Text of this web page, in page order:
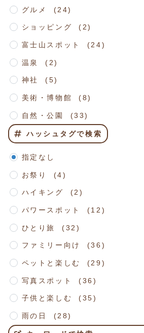
グルメ (24)
ショッピング (2)
富士山スポット (24)
温泉 (2)
神社 (5)
美術・博物館 (8)
自然・公園 (33)
ハッシュタグで検索
指定なし
お祭り (4)
ハイキング (2)
パワースポット (12)
ひとり旅 (32)
ファミリー向け (36)
ペットと楽しむ (29)
写真スポット (36)
子供と楽しむ (35)
雨の日 (28)